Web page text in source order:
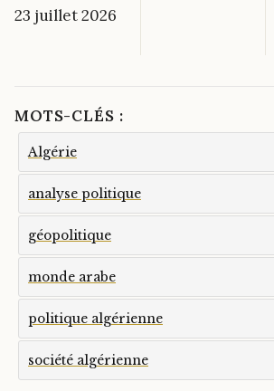
23 juillet 2026
MOTS-CLÉS :
Algérie
analyse politique
géopolitique
monde arabe
politique algérienne
société algérienne